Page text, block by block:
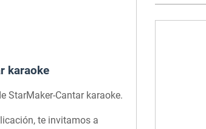
karaoke
StarMaker-Cantar karaoke.
te invitamos a